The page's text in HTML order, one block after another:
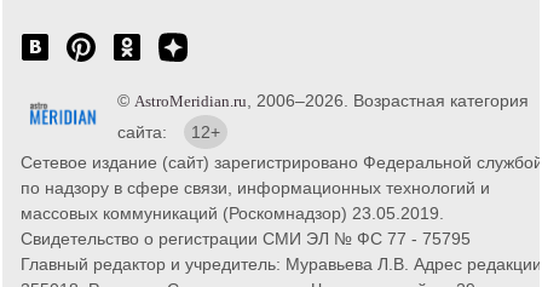
© AstroMeridian.ru, 2006–2026. Возрастная категория
сайта:
12+
Сетевое издание (сайт) зарегистрировано Федеральной службой
по надзору в сфере связи, информационных технологий и
массовых коммуникаций (Роскомнадзор) 23.05.2019.
Свидетельство о регистрации СМИ ЭЛ № ФС 77 - 75795
Главный редактор и учредитель: Муравьева Л.В. Адрес